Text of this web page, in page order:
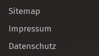
Sitemap
Impressum
Datenschutz